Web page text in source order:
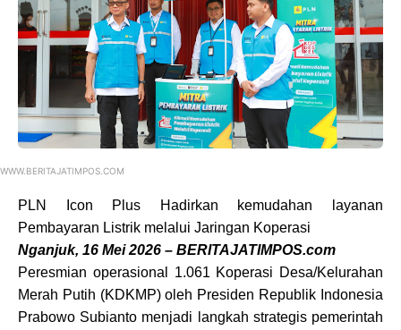
WWW.BERITAJATIMPOS.COM
PLN Icon Plus Hadirkan kemudahan layanan
Pembayaran Listrik melalui Jaringan Koperasi
Nganjuk, 16 Mei 2026 – BERITAJATIMPOS.com
Peresmian operasional 1.061 Koperasi Desa/Kelurahan
Merah Putih (KDKMP) oleh Presiden Republik Indonesia
Prabowo Subianto menjadi langkah strategis pemerintah